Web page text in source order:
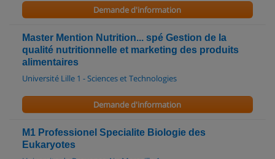
Demande d'information
Master Mention Nutrition... spé Gestion de la
qualité nutritionnelle et marketing des produits
alimentaires
Université Lille 1 - Sciences et Technologies
Demande d'information
M1 Professionel Specialite Biologie des
Eukaryotes